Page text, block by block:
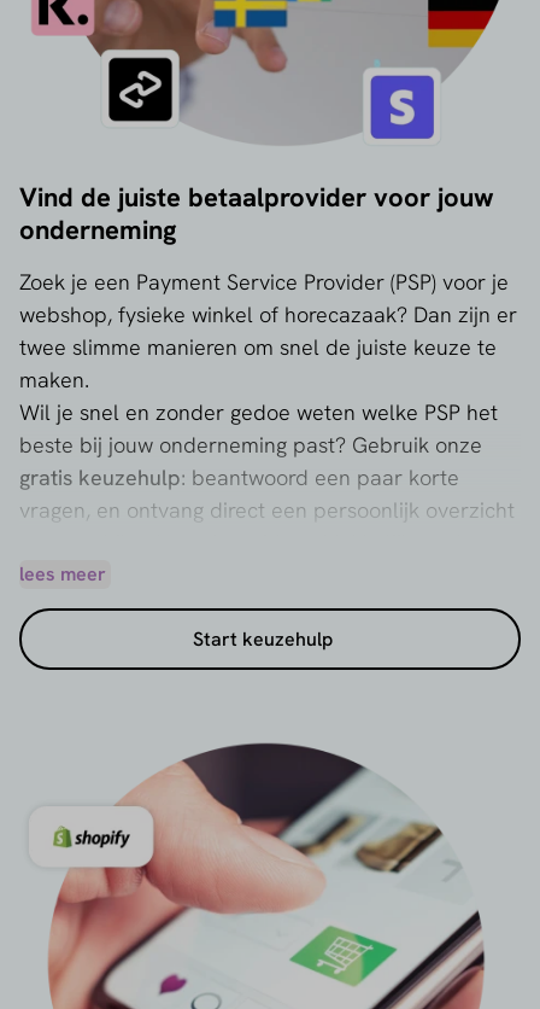
Vind de juiste betaalprovider voor jouw
onderneming
Zoek je een Payment Service Provider (PSP) voor je
webshop, fysieke winkel of horecazaak? Dan zijn er
twee slimme manieren om snel de juiste keuze te
maken.
Wil je snel en zonder gedoe weten welke PSP het
beste bij jouw onderneming past? Gebruik onze
gratis keuzehulp: beantwoord een paar korte
vragen, en ontvang direct een persoonlijk overzicht
100% onafhankelijk. Extraatje: kom makkelijk in
contact en vraag gratis offertes aan.
Liever zelf op onderzoek uit? Dan kun je
betaalproviders handmatig zoeken, filteren en
, webshopintegraties (zoals Shopify
of WooCommerce), of de gewenste betaaloplossing
– of het nu gaat om een betaalautomaat, betaallink,
of e-commerce of marktplaats betalingen.
lees meer
Start keuzehulp